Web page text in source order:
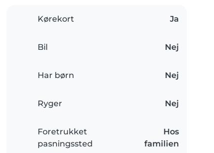
Kørekort Ja
Bil Nej
Har børn Nej
Ryger Nej
Foretrukket
pasningssted
Hos
familien